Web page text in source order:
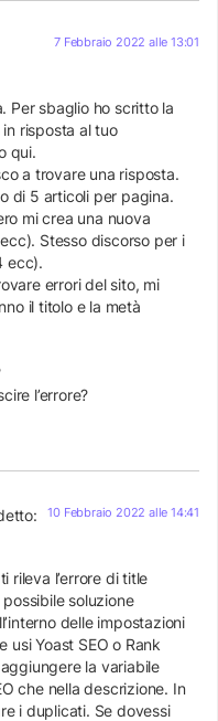
7 Febbraio 2022 alle 13:01
Per sbaglio ho scritto la
risposta al tuo
qui.
a trovare una risposta.
di 5 articoli per pagina.
mi crea una nuova
Stesso discorso per i
ecc).
errori del sito, mi
il titolo e la metà
l’errore?
10 Febbraio 2022 alle 14:41
rileva l’errore di title
soluzione
delle impostazioni
usi Yoast SEO o Rank
la variabile
che nella descrizione. In
i duplicati. Se dovessi